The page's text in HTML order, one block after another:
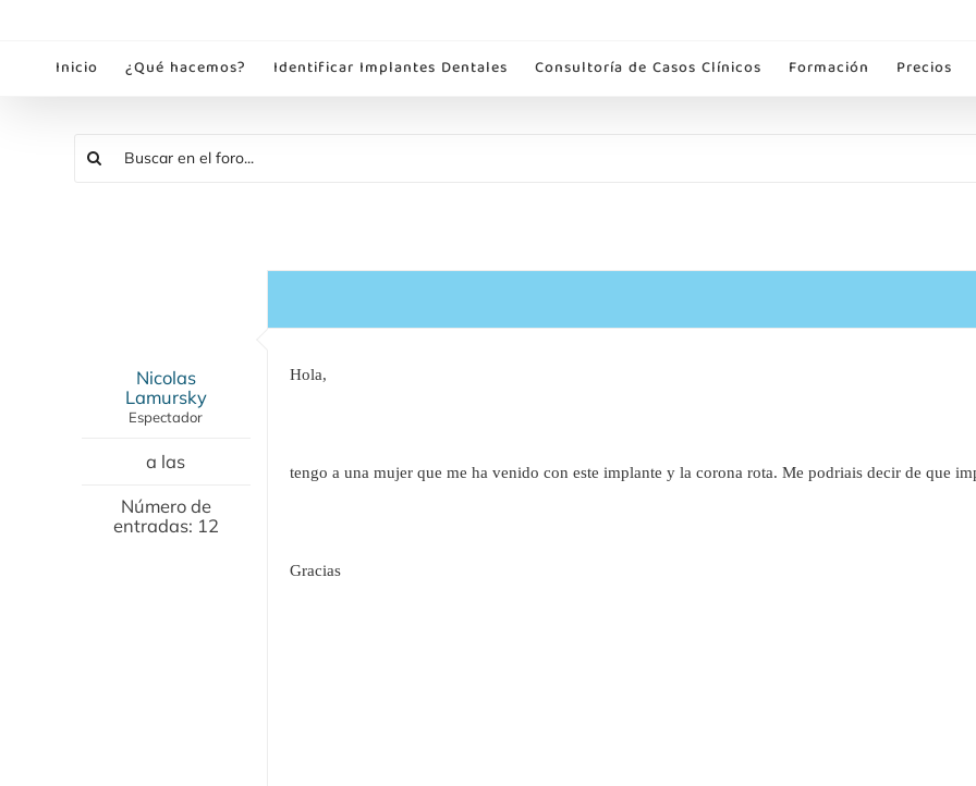
contenidoInicio ¿Qué hacemos? Identificar Implantes Dentales Consultoría de Casos Clínicos Formación Precios
Nicolas
Lamursky
Espectador
a las
Número de
entradas: 12
Hola,
tengo a una mujer que me ha venido con este implante y la corona rota. Me podriais decir de que
Gracias